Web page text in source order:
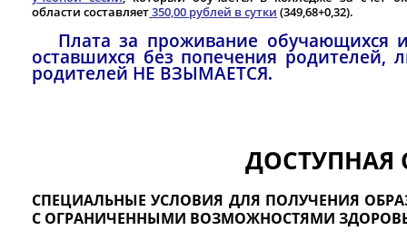
области составляет350,00 рублей в сутки (349,68+0,32).
Плата за проживание обучающихся
оставшихся без попечения родителей,
родителей НЕ ВЗЫМАЕТСЯ.
ДОСТУПНАЯ
СПЕЦИАЛЬНЫЕ УСЛОВИЯ ДЛЯ ПОЛУЧЕНИЯ
С ОГРАНИЧЕННЫМИ ВОЗМОЖНОСТЯМИ